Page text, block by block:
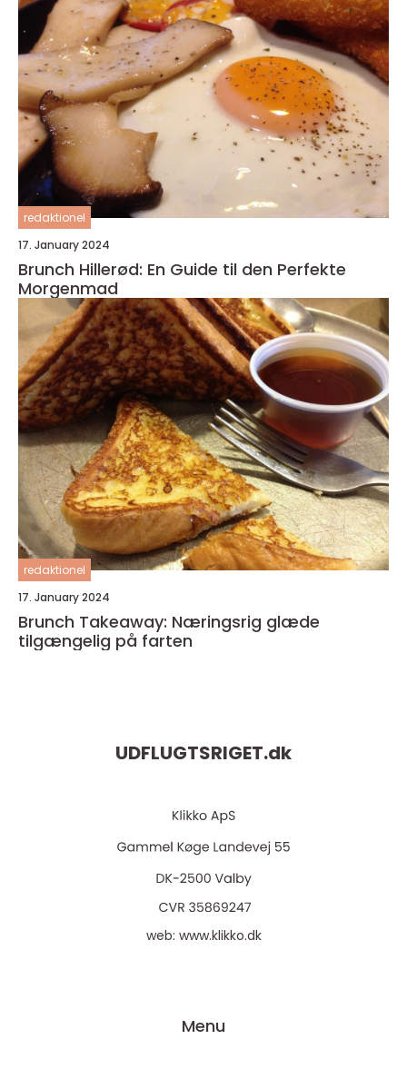
redaktionel
17. January 2024
Brunch Hillerød: En Guide til den Perfekte
Morgenmad
redaktionel
17. January 2024
Brunch Takeaway: Næringsrig glæde
tilgængelig på farten
UDFLUGTSRIGET.dk
web: www.klikko.dk
Menu